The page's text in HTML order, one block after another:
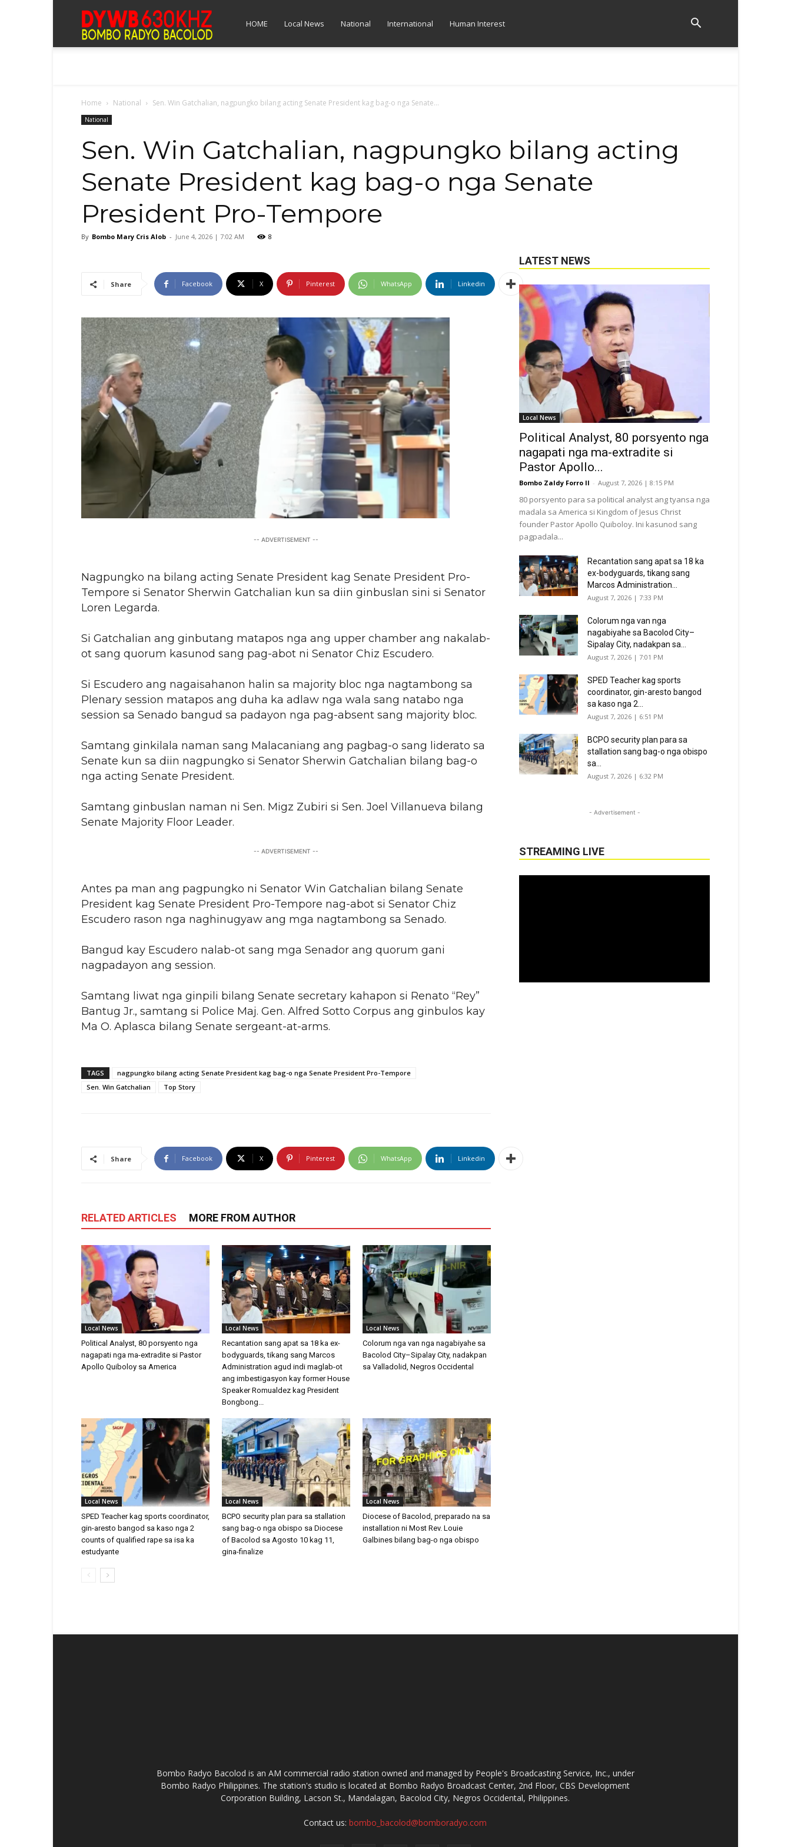
HOME Local News National International Human Interest
Home National Sen. Win Gatchalian, nagpungko bilang acting Senate President kag bag-o nga Senate...
National
Sen. Win Gatchalian, nagpungko bilang acting
Senate President kag bag-o nga Senate
President Pro-Tempore
By Bombo Mary Cris Alob - June 4, 2026 | 7:02 AM 8
Share Facebook X Pinterest WhatsApp Linkedin
-- ADVERTISEMENT --
Nagpungko na bilang acting Senate President kag Senate President Pro-
Tempore si Senator Sherwin Gatchalian kun sa diin ginbuslan sini si Senator
Loren Legarda.
Si Gatchalian ang ginbutang matapos nga ang upper chamber ang nakalab-
ot sang quorum kasunod sang pag-abot ni Senator Chiz Escudero.
Si Escudero ang nagaisahanon halin sa majority bloc nga nagtambong sa
Plenary session matapos ang duha ka adlaw nga wala sang natabo nga
session sa Senado bangud sa padayon nga pag-absent sang majority bloc.
Samtang ginkilala naman sang Malacaniang ang pagbag-o sang liderato sa
Senate kun sa diin nagpungko si Senator Sherwin Gatchalian bilang bag-o
nga acting Senate President.
Samtang ginbuslan naman ni Sen. Migz Zubiri si Sen. Joel Villanueva bilang
Senate Majority Floor Leader.
-- ADVERTISEMENT --
Antes pa man ang pagpungko ni Senator Win Gatchalian bilang Senate
President kag Senate President Pro-Tempore nag-abot si Senator Chiz
Escudero rason nga naghinugyaw ang mga nagtambong sa Senado.
Bangud kay Escudero nalab-ot sang mga Senador ang quorum gani
nagpadayon ang session.
Samtang liwat nga ginpili bilang Senate secretary kahapon si Renato “Rey”
Bantug Jr., samtang si Police Maj. Gen. Alfred Sotto Corpus ang ginbulos kay
Ma O. Aplasca bilang Senate sergeant-at-arms.
TAGS
nagpungko bilang acting Senate President kag bag-o nga Senate President Pro-Tempore
Sen. Win Gatchalian
Top Story
Share Facebook X Pinterest WhatsApp Linkedin
RELATED ARTICLES MORE FROM AUTHOR
Local News
Political Analyst, 80 porsyento nga
nagapati nga ma-extradite si Pastor
Apollo Quiboloy sa America
Local News
Recantation sang apat sa 18 ka ex-
bodyguards, tikang sang Marcos
Administration agud indi maglab-ot
ang imbestigasyon kay former House
Speaker Romualdez kag President
Bongbong...
Local News
Colorum nga van nga nagabiyahe sa
Bacolod City–Sipalay City, nadakpan
sa Valladolid, Negros Occidental
Local News
SPED Teacher kag sports coordinator,
gin-aresto bangod sa kaso nga 2
counts of qualified rape sa isa ka
estudyante
Local News
BCPO security plan para sa stallation
sang bag-o nga obispo sa Diocese
of Bacolod sa Agosto 10 kag 11,
gina-finalize
Local News
Diocese of Bacolod, preparado na sa
installation ni Most Rev. Louie
Galbines bilang bag-o nga obispo
LATEST NEWS
Local News
Political Analyst, 80 porsyento nga
nagapati nga ma-extradite si
Pastor Apollo...
Bombo Zaldy Forro II - August 7, 2026 | 8:15 PM
80 porsyento para sa political analyst ang tyansa nga
madala sa America si Kingdom of Jesus Christ
founder Pastor Apollo Quiboloy. Ini kasunod sang
pagpadala...
Recantation sang apat sa 18 ka
ex-bodyguards, tikang sang
Marcos Administration...
August 7, 2026 | 7:33 PM
Colorum nga van nga
nagabiyahe sa Bacolod City–
Sipalay City, nadakpan sa...
August 7, 2026 | 7:01 PM
SPED Teacher kag sports
coordinator, gin-aresto bangod
sa kaso nga 2...
August 7, 2026 | 6:51 PM
BCPO security plan para sa
stallation sang bag-o nga obispo
sa...
August 7, 2026 | 6:32 PM
- Advertisement -
STREAMING LIVE
Bombo Radyo Bacolod is an AM commercial radio station owned and managed by People's Broadcasting Service, Inc., under
Bombo Radyo Philippines. The station's studio is located at Bombo Radyo Broadcast Center, 2nd Floor, CBS Development
Corporation Building, Lacson St., Mandalagan, Bacolod City, Negros Occidental, Philippines.
Contact us:bombo_bacolod@bomboradyo.com